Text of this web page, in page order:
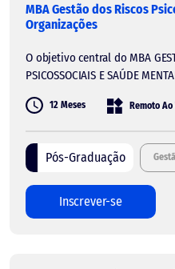
MBA Gestão dos Riscos
Organizações
O objetivo central do MBA
PSICOSSOCIAIS E SAÚDE
12 Meses Remoto
Pós-Graduação
Inscrever-se